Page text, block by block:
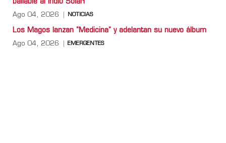
bailable al Indio Solari
Ago 04, 2026 NOTICIAS
Los Magos lanzan "Medicina" y adelantan su nuevo álbum
Ago 04, 2026 EMERGENTES